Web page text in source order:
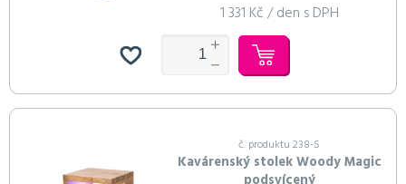
1 331 Kč / den s DPH
č. produktu 238-S
Kavárenský stolek Woody Magic